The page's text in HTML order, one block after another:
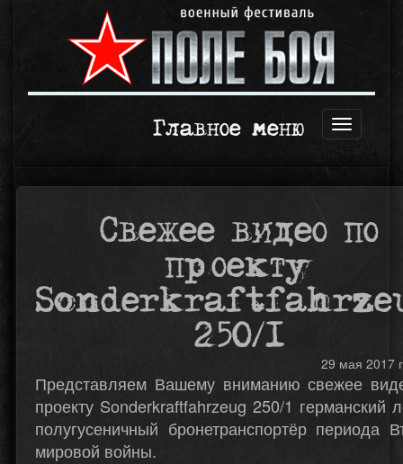
Открыть
Главное меню
Свежее видео по
проекту
250/1
29 мая 2017
Представляем Вашему вниманию свежее
проекту Sonderkraftfahrzeug 250/1 германский
полугусеничный бронетранспортёр периода
мировой войны.